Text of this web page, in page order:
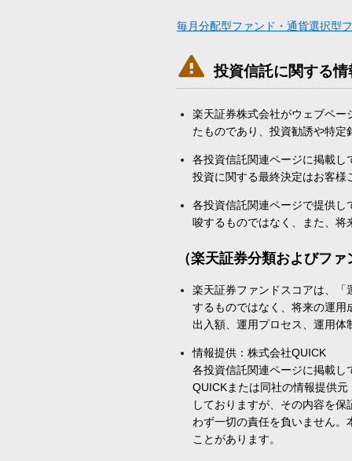
毎月分配型ファンド・通貨選択型
 投資信託に関する
楽天証券株式会社がウェブペ
たものであり、投資勧誘や特
各投資信託関連ページに掲載
投資に関する最終決定はお客
各投資信託関連ページで提供
唆するものではなく、また、
（楽天証券分類およびフ
楽天証券ファンドスコアは、
するものではなく、将来の運
出入額、運用プロセス、運用
情報提供：株式会社QUICK
各投資信託関連ページに掲載
QUICKまたは同社の情報提供
しておりますが、その内容を
わず一切の責任を負いません
ことがあります。